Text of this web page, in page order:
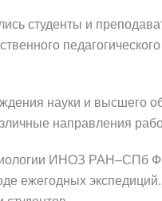
студенты и
науки и
направления
ИНОЗ РАН–СПб
ежегодных